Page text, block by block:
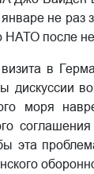
не раз
НАТО после
в
дискуссии
моря
эта